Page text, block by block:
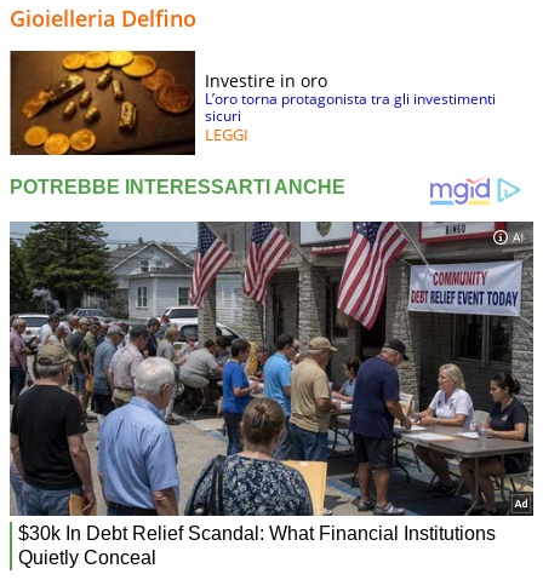
Gioielleria Delfino
Investire in oro
L’oro torna protagonista tra gli investimenti
sicuri
LEGGI